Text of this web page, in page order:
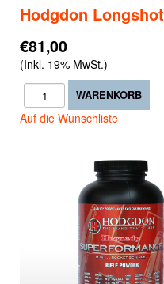
Hodgdon Longshot
€81,00
(Inkl. 19% MwSt.)
Auf die Wunschliste